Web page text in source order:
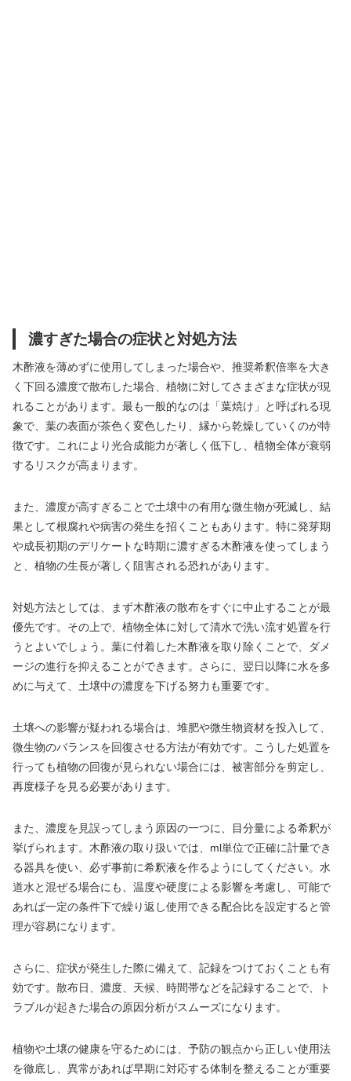
濃すぎた場合の症状と対処方法
木酢液を薄めずに使用してしまった場合や、推奨希釈倍率を大き
く下回る濃度で散布した場合、植物に対してさまざまな症状が現
れることがあります。最も一般的なのは「葉焼け」と呼ばれる現
象で、葉の表面が茶色く変色したり、縁から乾燥していくのが特
徴です。これにより光合成能力が著しく低下し、植物全体が衰弱
するリスクが高まります。
また、濃度が高すぎることで土壌中の有用な微生物が死滅し、結
果として根腐れや病害の発生を招くこともあります。特に発芽期
や成長初期のデリケートな時期に濃すぎる木酢液を使ってしまう
と、植物の生長が著しく阻害される恐れがあります。
対処方法としては、まず木酢液の散布をすぐに中止することが最
優先です。その上で、植物全体に対して清水で洗い流す処置を行
うとよいでしょう。葉に付着した木酢液を取り除くことで、ダメ
ージの進行を抑えることができます。さらに、翌日以降に水を多
めに与えて、土壌中の濃度を下げる努力も重要です。
土壌への影響が疑われる場合は、堆肥や微生物資材を投入して、
微生物のバランスを回復させる方法が有効です。こうした処置を
行っても植物の回復が見られない場合には、被害部分を剪定し、
再度様子を見る必要があります。
また、濃度を見誤ってしまう原因の一つに、目分量による希釈が
挙げられます。木酢液の取り扱いでは、ml単位で正確に計量でき
る器具を使い、必ず事前に希釈液を作るようにしてください。水
道水と混ぜる場合にも、温度や硬度による影響を考慮し、可能で
あれば一定の条件下で繰り返し使用できる配合比を設定すると管
理が容易になります。
さらに、症状が発生した際に備えて、記録をつけておくことも有
効です。散布日、濃度、天候、時間帯などを記録することで、ト
ラブルが起きた場合の原因分析がスムーズになります。
植物や土壌の健康を守るためには、予防の観点から正しい使用法
を徹底し、異常があれば早期に対応する体制を整えることが重要